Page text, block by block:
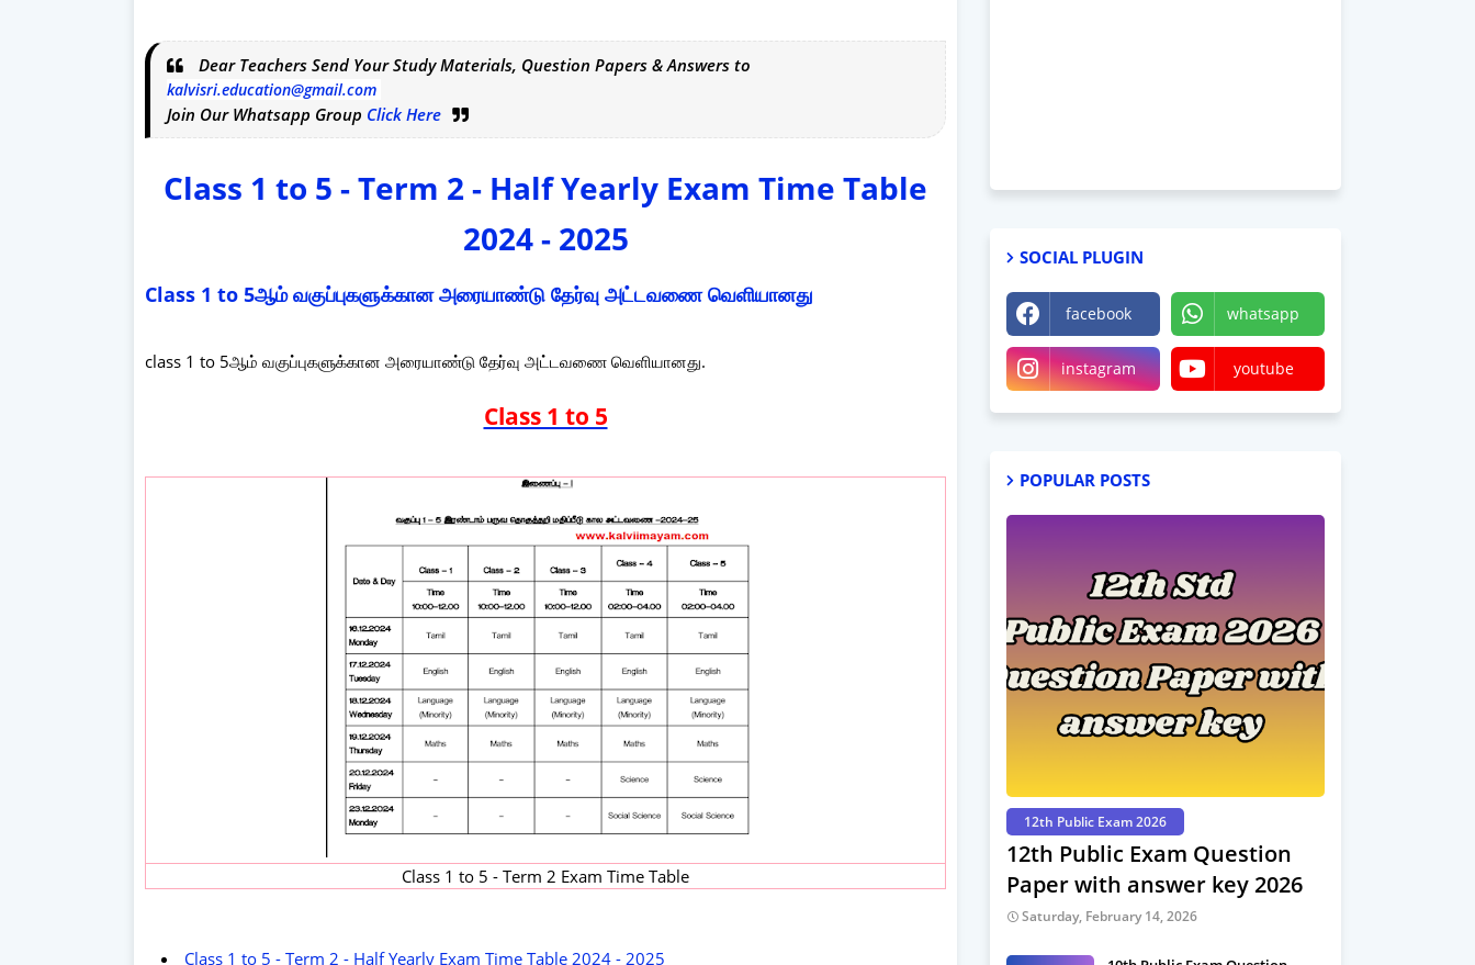
Dear Teachers Send Your Study Materials, Question Papers & Answers to
kalvisri.education@gmail.com
Join Our Whatsapp Group Click Here
Class 1 to 5 - Term 2 - Half Yearly Exam Time Table
2024 - 2025
Class 1 to 5ஆம் வகுப்புகளுக்கான அரையாண்டு தேர்வு அட்டவணை வெளியானது
class 1 to 5ஆம் வகுப்புகளுக்கான அரையாண்டு தேர்வு அட்டவணை வெளியானது.
Class 1 to 5
Class 1 to 5 - Term 2 Exam Time Table
Class 1 to 5 - Term 2 - Half Yearly Exam Time Table 2024 - 2025
SOCIAL PLUGIN
facebook whatsapp
instagram youtube
POPULAR POSTS
12th Public Exam 2026
12th Public Exam Question
Paper with answer key 2026
Saturday, February 14, 2026